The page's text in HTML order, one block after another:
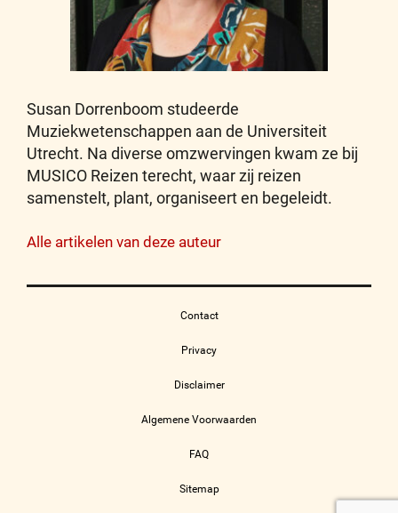
Susan Dorrenboom studeerde
Muziekwetenschappen aan de Universiteit
Utrecht. Na diverse omzwervingen kwam ze bij
MUSICO Reizen terecht, waar zij reizen
samenstelt, plant, organiseert en begeleidt.
Alle artikelen van deze auteur
Contact
Privacy
Disclaimer
Algemene Voorwaarden
FAQ
Sitemap